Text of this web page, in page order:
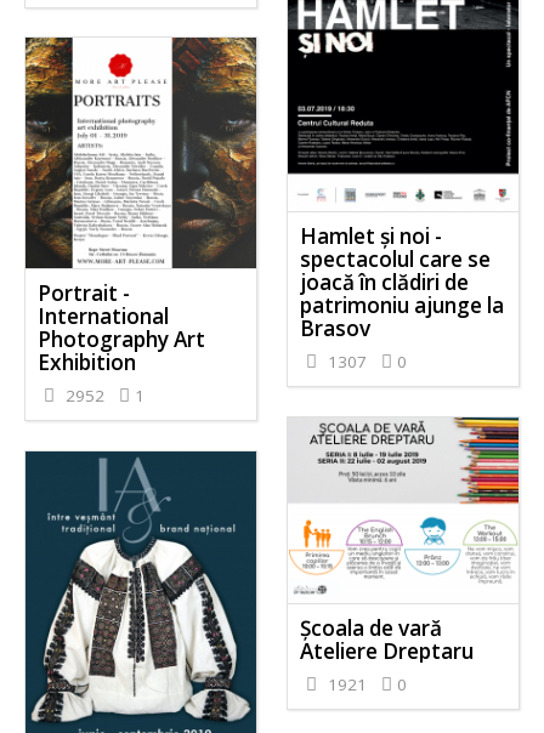
Hamlet și noi -
spectacolul care se
joacă în clădiri de
patrimoniu ajunge la
Brasov
1307 0
Portrait -
International
Photography Art
Exhibition
2952 1
Școala de vară
Ateliere Dreptaru
1921 0